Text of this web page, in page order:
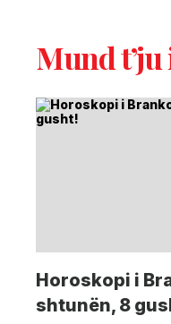
Mund
Horoskopi i
shtunën, 8